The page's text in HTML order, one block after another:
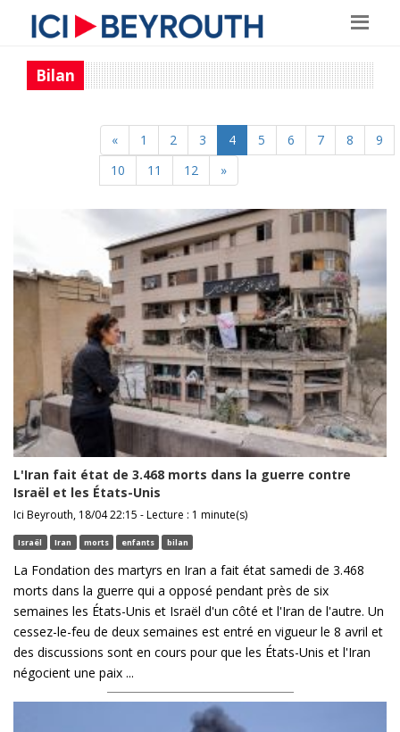
Bilan
« 1 2 3 4 5 6 7 8
9
10
11 12 »
L'Iran fait état de 3.468 morts dans la guerre contre
Israël et les États-Unis
Ici Beyrouth, 18/04 22:15 - Lecture : 1 minute(s)
Israël Iran morts enfants bilan
La Fondation des martyrs en Iran a fait état samedi de 3.468
morts dans la guerre qui a opposé pendant près de six
semaines les États-Unis et Israël d'un côté et l'Iran de l'autre. Un
cessez-le-feu de deux semaines est entré en vigueur le 8 avril et
des discussions sont en cours pour que les États-Unis et l'Iran
négocient une paix ...